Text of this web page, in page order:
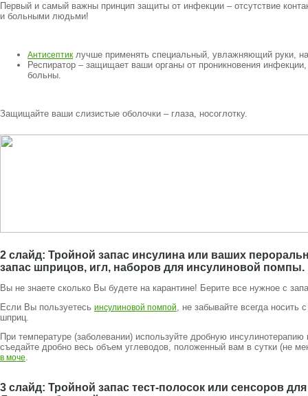
Первый и самый важны принцип защиты от инфекции – отсутствие
и больными людьми!
Антисептик лучше применять специальный, увлажняющий руки,
Респиратор – защищает ваши органы от проникновения
больны.
Защищайте ваши слизистые оболочки – глаза, носоглотку.
2 слайд: Тройной запас инсулина или ваших
запас шприцов, игл, наборов для инсулиновой помпы.
Вы не знаете сколько Вы будете на карантине! Берите все нужное с
Если Вы пользуетесь инсулиновой помпой
, не забывайте всегда носить
шприц.
При температуре (заболевании) используйте дробную
съедайте дробно весь объем углеводов, положенный вам в сутки (не
в моче
3 слайд: Тройной запас тест-полосок или сенсоров